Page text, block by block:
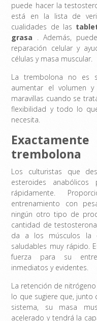
puede hacer la
está en la lista de
cualidades de las
grasa . Además,
reparación celular y
células y masa muscular.
La trembolona no es
aumentar el volumen
maravillas cuando se
flexibilidad y todo lo
necesita.
trembolona
Los culturistas que
esteroides
rápidamente.
entrenamiento con
ningún otro tipo de
cantidad de
da a los músculos la
saludables muy rápido.
fuerza para su
inmediatos y evidentes.
La retención de
lo que sugiere que,
sistema, su masa
acelerado y tendrá la